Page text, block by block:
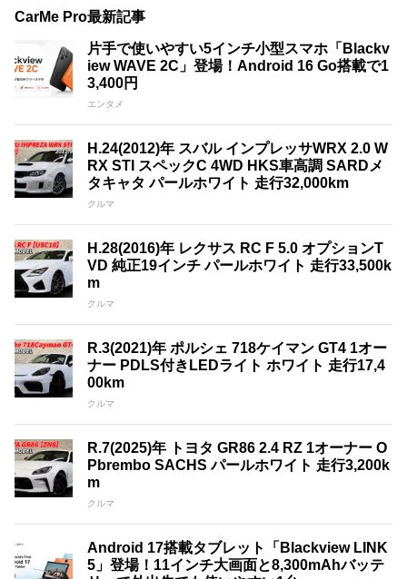
CarMe Pro最新記事
片手で使いやすい5インチ小型スマホ「Blackv
iew WAVE 2C」登場！Android 16 Go搭載で1
3,400円
エンタメ
H.24(2012)年 スバル インプレッサWRX 2.0 W
RX STI スペックC 4WD HKS車高調 SARDメ
タキャタ パールホワイト 走行32,000km
クルマ
H.28(2016)年 レクサス RC F 5.0 オプションT
VD 純正19インチ パールホワイト 走行33,500k
m
クルマ
R.3(2021)年 ポルシェ 718ケイマン GT4 1オー
ナー PDLS付きLEDライト ホワイト 走行17,4
00km
クルマ
R.7(2025)年 トヨタ GR86 2.4 RZ 1オーナー O
Pbrembo SACHS パールホワイト 走行3,200k
m
クルマ
Android 17搭載タブレット「Blackview LINK
5」登場！11インチ大画面と8,300mAhバッテ